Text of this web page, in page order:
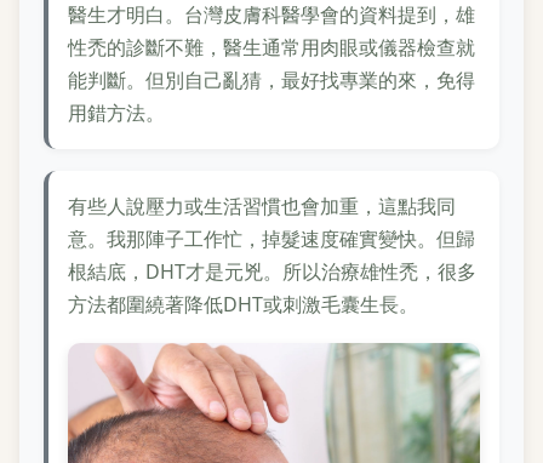
醫生才明白。台灣皮膚科醫學會的資料提到，雄
性禿的診斷不難，醫生通常用肉眼或儀器檢查就
能判斷。但別自己亂猜，最好找專業的來，免得
用錯方法。
有些人說壓力或生活習慣也會加重，這點我同
意。我那陣子工作忙，掉髮速度確實變快。但歸
根結底，DHT才是元兇。所以治療雄性禿，很多
方法都圍繞著降低DHT或刺激毛囊生長。